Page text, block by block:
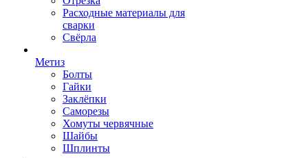
Расходные материалы для
сварки
Свёрла
Метиз
Болты
Гайки
Заклёпки
Саморезы
Хомуты червячные
Шайбы
Шплинты